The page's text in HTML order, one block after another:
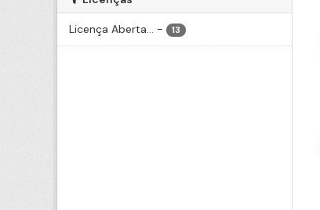
Licença Aberta... - 13